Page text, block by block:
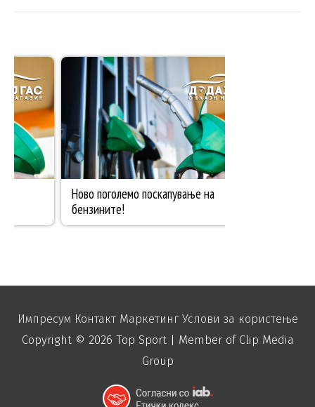
Импресум Контакт Маркетинг Услови за користење
Copyright © 2026 Top Sport| Member of Clip Media
Group